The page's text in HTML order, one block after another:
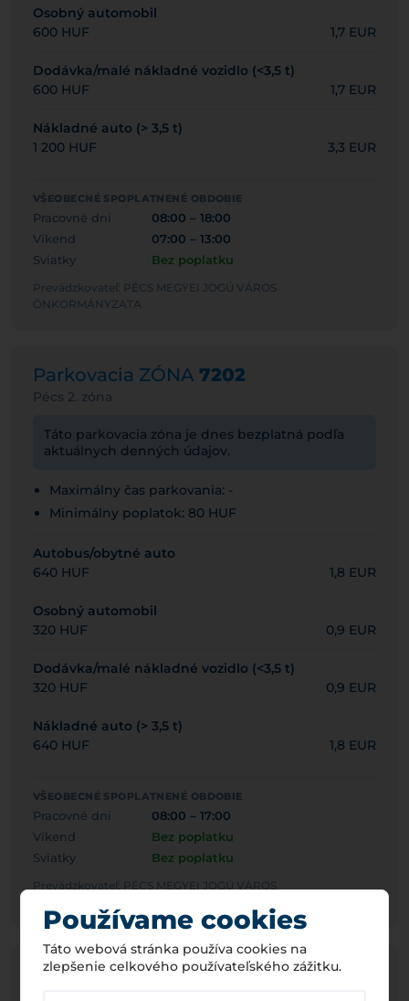
Osobný automobil
600 HUF
1,7 EUR
Dodávka/malé nákladné vozidlo (<3,5 t)
600 HUF
1,7 EUR
Nákladné auto (> 3,5 t)
1 200 HUF
3,3 EUR
VŠEOBECNÉ SPOPLATNENÉ OBDOBIE
Pracovné dni
08:00 – 18:00
Víkend
07:00 – 13:00
Sviatky
Bez poplatku
Prevádzkovateľ: PÉCS MEGYEI JOGÚ VÁROS
ÖNKORMÁNYZATA
Parkovacia ZÓNA 7202
Pécs 2. zóna
Táto parkovacia zóna je dnes bezplatná podľa
aktuálnych denných údajov.
Maximálny čas parkovania: -
Minimálny poplatok: 80 HUF
Autobus/obytné auto
640 HUF
1,8 EUR
Osobný automobil
320 HUF
0,9 EUR
Dodávka/malé nákladné vozidlo (<3,5 t)
320 HUF
0,9 EUR
Nákladné auto (> 3,5 t)
640 HUF
1,8 EUR
VŠEOBECNÉ SPOPLATNENÉ OBDOBIE
Pracovné dni
08:00 – 17:00
Víkend
Bez poplatku
Sviatky
Bez poplatku
Prevádzkovateľ: PÉCS MEGYEI JOGÚ VÁROS
Parkovacia ZÓNA7212
Používame cookies
Táto webová stránka používa cookies na
zlepšenie celkového používateľského zážitku.